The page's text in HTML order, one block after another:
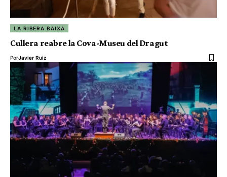
LA RIBERA BAIXA
Cullera reabre la Cova-Museu del Dragut
PorJavier Ruiz